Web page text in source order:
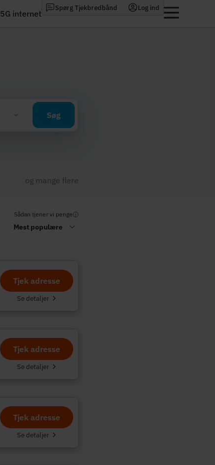
5G internet
Spørg Tjekbredbånd Log ind
Søg
og mange flere
Sådan tjener vi penge
Tjek adresse
Se detaljer
Tjek adresse
Se detaljer
Tjek adresse
Se detaljer